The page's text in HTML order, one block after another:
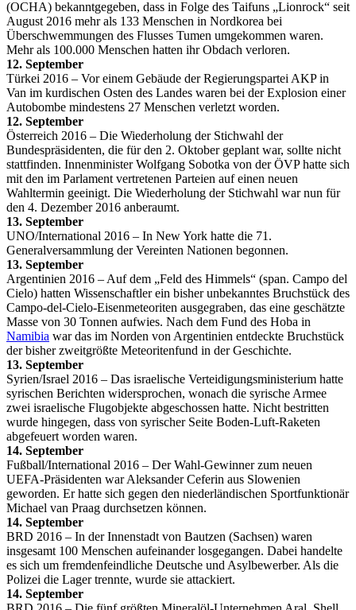
(OCHA) bekanntgegeben, dass in Folge des Taifuns „Lionrock“ seit
August 2016 mehr als 133 Menschen in Nordkorea bei
Überschwemmungen des Flusses Tumen umgekommen waren.
Mehr als 100.000 Menschen hatten ihr Obdach verloren.
12. September
Türkei 2016 – Vor einem Gebäude der Regierungspartei AKP in
Van im kurdischen Osten des Landes waren bei der Explosion einer
Autobombe mindestens 27 Menschen verletzt worden.
12. September
Österreich 2016 – Die Wiederholung der Stichwahl der
Bundespräsidenten, die für den 2. Oktober geplant war, sollte nicht
stattfinden. Innenminister Wolfgang Sobotka von der ÖVP hatte sich
mit den im Parlament vertretenen Parteien auf einen neuen
Wahltermin geeinigt. Die Wiederholung der Stichwahl war nun für
den 4. Dezember 2016 anberaumt.
13. September
UNO/International 2016 – In New York hatte die 71.
Generalversammlung der Vereinten Nationen begonnen.
13. September
Argentinien 2016 – Auf dem „Feld des Himmels“ (span. Campo del
Cielo) hatten Wissenschaftler ein bisher unbekanntes Bruchstück des
Campo-del-Cielo-Eisenmeteoriten ausgegraben, das eine geschätzte
Masse von 30 Tonnen aufwies. Nach dem Fund des Hoba in
Namibia war das im Norden von Argentinien entdeckte Bruchstück
der bisher zweitgrößte Meteoritenfund in der Geschichte.
13. September
Syrien/Israel 2016 – Das israelische Verteidigungsministerium hatte
syrischen Berichten widersprochen, wonach die syrische Armee
zwei israelische Flugobjekte abgeschossen hatte. Nicht bestritten
wurde hingegen, dass von syrischer Seite Boden-Luft-Raketen
abgefeuert worden waren.
14. September
Fußball/International 2016 – Der Wahl-Gewinner zum neuen
UEFA-Präsidenten war Aleksander Ceferin aus Slowenien
geworden. Er hatte sich gegen den niederländischen Sportfunktionär
Michael van Praag durchsetzen können.
14. September
BRD 2016 – In der Innenstadt von Bautzen (Sachsen) waren
insgesamt 100 Menschen aufeinander losgegangen. Dabei handelte
es sich um fremdenfeindliche Deutsche und Asylbewerber. Als die
Polizei die Lager trennte, wurde sie attackiert.
14. September